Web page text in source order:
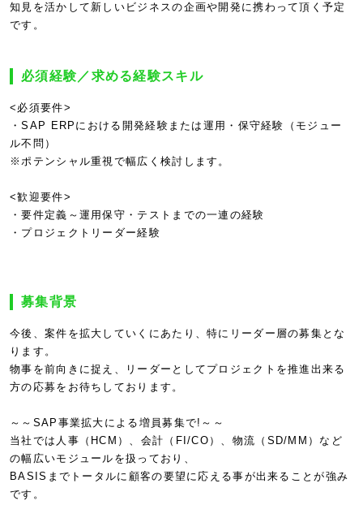
知見を活かして新しいビジネスの企画や開発に携わって頂く予定
です。
必須経験／求める経験スキル
<必須要件>
・SAP ERPにおける開発経験または運用・保守経験（モジュー
ル不問）
※ポテンシャル重視で幅広く検討します。
<歓迎要件>
・要件定義～運用保守・テストまでの一連の経験
・プロジェクトリーダー経験
募集背景
今後、案件を拡大していくにあたり、特にリーダー層の募集とな
ります。
物事を前向きに捉え、リーダーとしてプロジェクトを推進出来る
方の応募をお待ちしております。
～～SAP事業拡大による増員募集で!～～
当社では人事（HCM）、会計（FI/CO）、物流（SD/MM）など
の幅広いモジュールを扱っており、
BASISまでトータルに顧客の要望に応える事が出来ることが強み
です。